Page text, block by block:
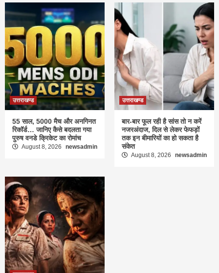
उत्तराखण्ड
55 साल, 5000 मैच और अनगिनत
रिकॉर्ड… जानिए कैसे बदलता गया
पुरुष वनडे क्रिकेट का रोमांच
August 8, 2026 newsadmin
उत्तराखण्ड
बार-बार फूल रही है सांस तो न करें
नजरअंदाज, दिल से लेकर फेफड़ों
तक इन बीमारियों का हो सकता है
संकेत
August 8, 2026 newsadmin